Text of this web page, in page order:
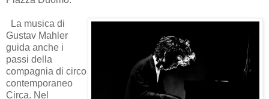
La musica di
Gustav Mahler
guida anche i
passi della
compagnia di circo
contemporaneo
Circa. Nel